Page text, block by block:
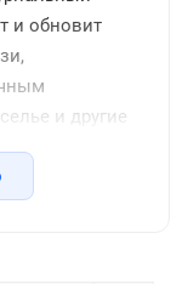
и обновит
и другие
год.
его